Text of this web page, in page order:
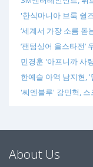
'한식마니아 브룩 쉴
‘세계서 가장 소름 돋
‘팬텀싱어 올스타전
민경훈 '아프니까 사
한예슬 아역 남지현, '
'씨엔블루' 강민혁,
About Us